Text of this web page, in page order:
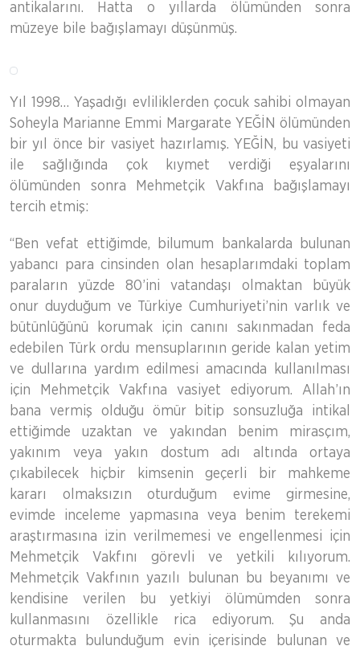
antikalarını. Hatta o yıllarda ölümünden sonra
müzeye bile bağışlamayı düşünmüş.
Yıl 1998… Yaşadığı evliliklerden çocuk sahibi olmayan
Soheyla Marianne Emmi Margarate YEĞİN ölümünden
bir yıl önce bir vasiyet hazırlamış. YEĞİN, bu vasiyeti
ile sağlığında çok kıymet verdiği eşyalarını
ölümünden sonra Mehmetçik Vakfına bağışlamayı
tercih etmiş:
“Ben vefat ettiğimde, bilumum bankalarda bulunan
yabancı para cinsinden olan hesaplarımdaki toplam
paraların yüzde 80’ini vatandaşı olmaktan büyük
onur duyduğum ve Türkiye Cumhuriyeti’nin varlık ve
bütünlüğünü korumak için canını sakınmadan feda
edebilen Türk ordu mensuplarının geride kalan yetim
ve dullarına yardım edilmesi amacında kullanılması
için Mehmetçik Vakfına vasiyet ediyorum. Allah’ın
bana vermiş olduğu ömür bitip sonsuzluğa intikal
ettiğimde uzaktan ve yakından benim mirasçım,
yakınım veya yakın dostum adı altında ortaya
çıkabilecek hiçbir kimsenin geçerli bir mahkeme
kararı olmaksızın oturduğum evime girmesine,
evimde inceleme yapmasına veya benim terekemi
araştırmasına izin verilmemesi ve engellenmesi için
Mehmetçik Vakfını görevli ve yetkili kılıyorum.
Mehmetçik Vakfının yazılı bulunan bu beyanımı ve
kendisine verilen bu yetkiyi ölümümden sonra
kullanmasını özellikle rica ediyorum. Şu anda
oturmakta bulunduğum evin içerisinde bulunan ve